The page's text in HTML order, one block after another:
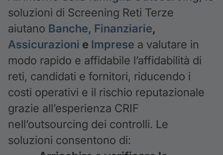
soluzioni di Screening Reti Terze
aiutano Banche, Finanziarie,
Assicurazioni e Imprese a valutare in
modo rapido e affidabile l’affidabilità di
reti, candidati e fornitori, riducendo i
costi operativi e il rischio reputazionale
grazie all’esperienza CRIF
nell’outsourcing dei controlli. Le
soluzioni consentono di: